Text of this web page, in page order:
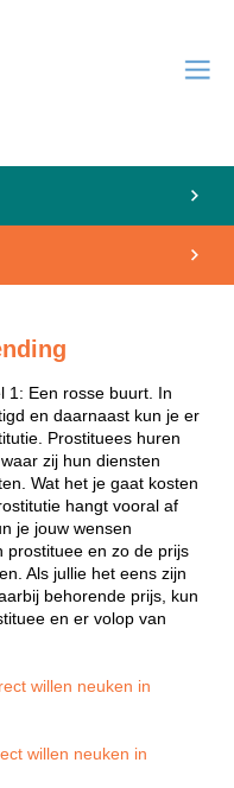
1: Een rosse buurt. In
en daarnaast kun je er
Prostituees huren
zij hun diensten
Wat het je gaat kosten
hangt vooral af
je jouw wensen
prostituee en zo de prijs
Als jullie het eens zijn
behorende prijs, kun
en er volop van
willen neuken in
willen neuken in